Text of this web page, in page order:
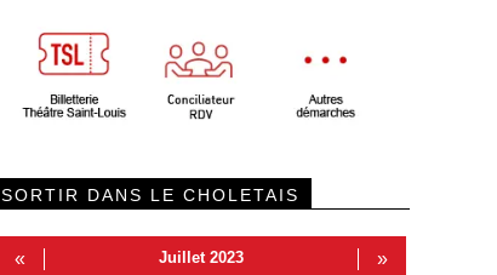
SORTIR DANS LE CHOLETAIS
« Juillet 2023 »